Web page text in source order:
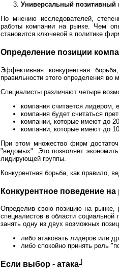
Универсальный позитивный
По мнению исследователей,
работы компании на рынке. Чем
становится ключевой в политике
Определение позиции
Эффективная конкурентная
правильности этого определения во
Специалисты различают четыре
компания считается лидером,
компания будет считаться
компании, которые имеют до
компании, которые имеют до
При этом множество фирм
"ведомых". Это позволяет
лидирующей группы.
Конкурентная борьба, как правило,
Конкурентное поведение
Определив свою позицию на рынке,
специалистов в области
занять одну из двух возможных
либо атаковать лидеров или
либо спокойно принять роль
Если выбор - атака┘